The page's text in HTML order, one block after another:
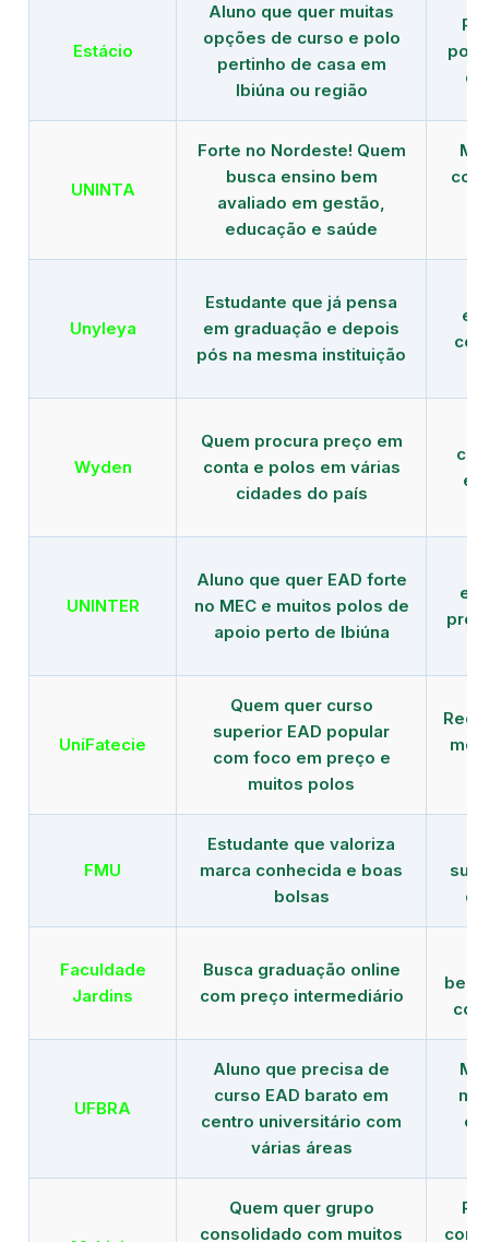
Estácio
Aluno que quer muitas
opções de curso e polo
pertinho de casa em
Ibiúna ou região
UNINTA
Forte no Nordeste! Quem
busca ensino bem
avaliado em gestão,
educação e saúde
Unyleya
Estudante que já pensa
em graduação e depois
pós na mesma instituição
Wyden
Quem procura preço em
conta e polos em várias
cidades do país
UNINTER
Aluno que quer EAD forte
no MEC e muitos polos de
apoio perto de Ibiúna
UniFatecie
Quem quer curso
superior EAD popular
com foco em preço e
muitos polos
FMU
Estudante que valoriza
marca conhecida e boas
bolsas
Faculdade
Jardins
Busca graduação online
com preço intermediário
UFBRA
Aluno que precisa de
curso EAD barato em
centro universitário com
várias áreas
Quem quer grupo
consolidado com muitos
com